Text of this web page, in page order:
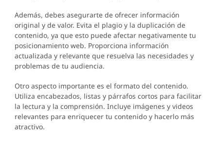
Además, debes asegurarte de ofrecer información
original y de valor. Evita el plagio y la duplicación de
contenido, ya que esto puede afectar negativamente tu
posicionamiento web. Proporciona información
actualizada y relevante que resuelva las necesidades y
problemas de tu audiencia.
Otro aspecto importante es el formato del contenido.
Utiliza encabezados, listas y párrafos cortos para facilitar
la lectura y la comprensión. Incluye imágenes y videos
relevantes para enriquecer tu contenido y hacerlo más
atractivo.